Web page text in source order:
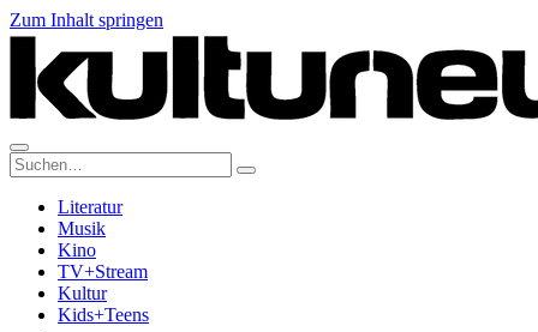
Zum Inhalt springen
Suche:
Literatur
Musik
Kino
TV+Stream
Kultur
Kids+Teens